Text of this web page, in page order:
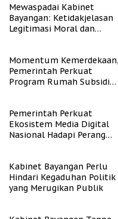
Mewaspadai Kabinet
Bayangan: Ketidakjelasan
Legitimasi Moral dan
Momentum Kemerdekaan,
Pemerintah Perkuat
Program Rumah Subsidi
Pemerintah Perkuat
Ekosistem Media Digital
Nasional Hadapi Perang
Kabinet Bayangan Perlu
Hindari Kegaduhan Politik
yang Merugikan Publik